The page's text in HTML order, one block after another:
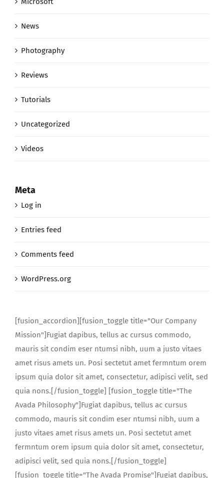
News
Photography
Reviews
Tutorials
Uncategorized
Videos
Meta
Log in
Entries feed
Comments feed
WordPress.org
[fusion_accordion][fusion_toggle title="Our Company
Mission"]Fugiat dapibus, tellus ac cursus commodo,
mauris sit condim eser ntumsi nibh, uum a justo vitaes
amet risus amets un. Posi sectetut amet fermntum orem
ipsum quia dolor sit amet, consectetur, adipisci velit, sed
quia nons.[/fusion_toggle] [fusion_toggle title="The
Avada Philosophy"]Fugiat dapibus, tellus ac cursus
commodo, mauris sit condim eser ntumsi nibh, uum a
justo vitaes amet risus amets un. Posi sectetut amet
fermntum orem ipsum quia dolor sit amet, consectetur,
adipisci velit, sed quia nons.[/fusion_toggle]
[fusion_toggle title="The Avada Promise"]Fugiat dapibus,